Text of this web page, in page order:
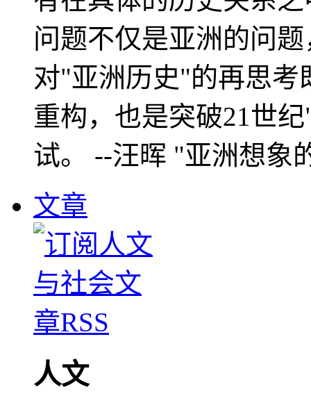
问题不仅是亚洲的问
对"亚洲历史"的再思考
重构，也是突破21世
试。 --汪晖 "亚洲想象
文章
人文